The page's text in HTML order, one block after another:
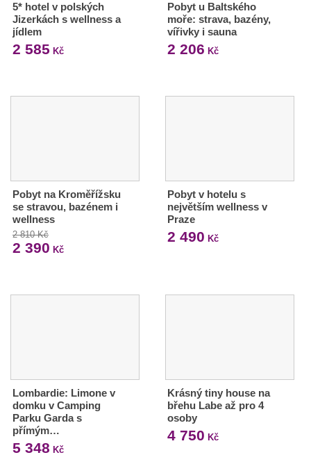
5* hotel v polských
Jizerkách s wellness a
jídlem
2 585 Kč
Pobyt u Baltského
moře: strava, bazény,
vířivky i sauna
2 206 Kč
Pobyt na Kroměřížsku
se stravou, bazénem i
wellness
2 810 Kč
2 390 Kč
Pobyt v hotelu s
největším wellness v
Praze
2 490 Kč
Lombardie: Limone v
domku v Camping
Parku Garda s
přímým…
5 348 Kč
Krásný tiny house na
břehu Labe až pro 4
osoby
4 750 Kč